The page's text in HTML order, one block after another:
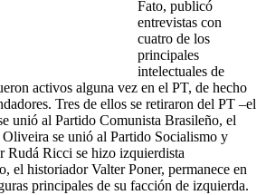
Fato, publicó
entrevistas con
cuatro de los
principales
intelectuales de
activos alguna vez en el PT, de hecho
Tres de ellos se retiraron del PT –el
unió al Partido Comunista Brasileño, el
se unió al Partido Socialismo y
Rudá Ricci se hizo izquierdista
el historiador Valter Poner, permanece en
principales de su facción de izquierda.